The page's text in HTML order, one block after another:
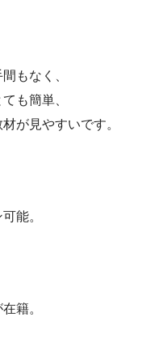
もなく、
も簡単、
が見やすいです。
能。
籍。